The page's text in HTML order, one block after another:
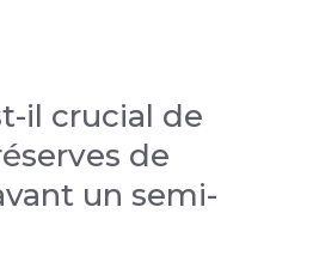
il crucial de
de
un semi-